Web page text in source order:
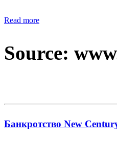
Read more
Source:
Банкротство New